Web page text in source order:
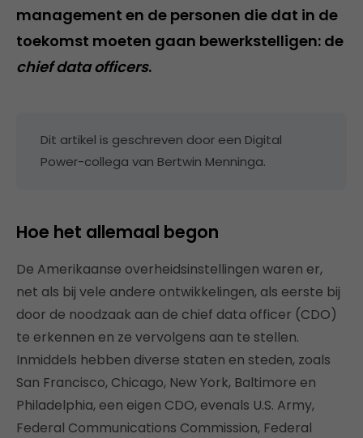
management en de personen die dat in de
toekomst moeten gaan bewerkstelligen: de
chief data officers.
Dit artikel is geschreven door een Digital
Power-collega van Bertwin Menninga.
Hoe het allemaal begon
De Amerikaanse overheidsinstellingen waren er,
net als bij vele andere ontwikkelingen, als eerste bij
door de noodzaak aan de chief data officer (CDO)
te erkennen en ze vervolgens aan te stellen.
Inmiddels hebben diverse staten en steden, zoals
San Francisco, Chicago, New York, Baltimore en
Philadelphia, een eigen CDO, evenals U.S. Army,
Federal Communications Commission, Federal